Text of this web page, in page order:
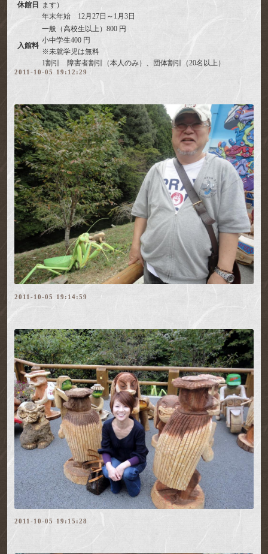
休館日
ます）
年末年始 12月27日～1月3日
入館料
一般（高校生以上）800 円
小中学生400 円
※未就学児は無料
1割引 障害者割引（本人のみ）、団体割引（20名以上）
2011-10-05 19:12:29
2011-10-05 19:14:59
2011-10-05 19:15:28